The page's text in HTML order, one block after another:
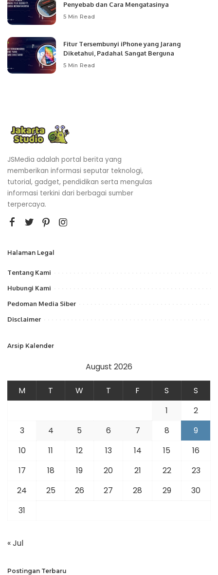
Penyebab dan Cara Mengatasinya
5 Min Read
Fitur Tersembunyi iPhone yang Jarang
Diketahui, Padahal Sangat Berguna
5 Min Read
JSMedia adalah portal berita yang
memberikan informasi seputar teknologi,
tutorial, gadget, pendidikan serta mengulas
informasi terkini dari berbagai sumber
terpercaya.
Halaman Legal
Tentang Kami
Hubungi Kami
Pedoman Media Siber
Disclaimer
Arsip Kalender
August 2026
M T W T F S
S
1
2
3
4 5 6 7 8
9
10
11 12 13 14 15
16
17
18 19 20 21 22
23
24
25 26 27 28 29
30
31
« Jul
Postingan Terbaru